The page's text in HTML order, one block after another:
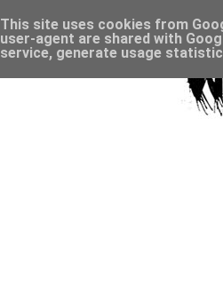
This site uses cookies from
user-agent are shared with
service, generate usage